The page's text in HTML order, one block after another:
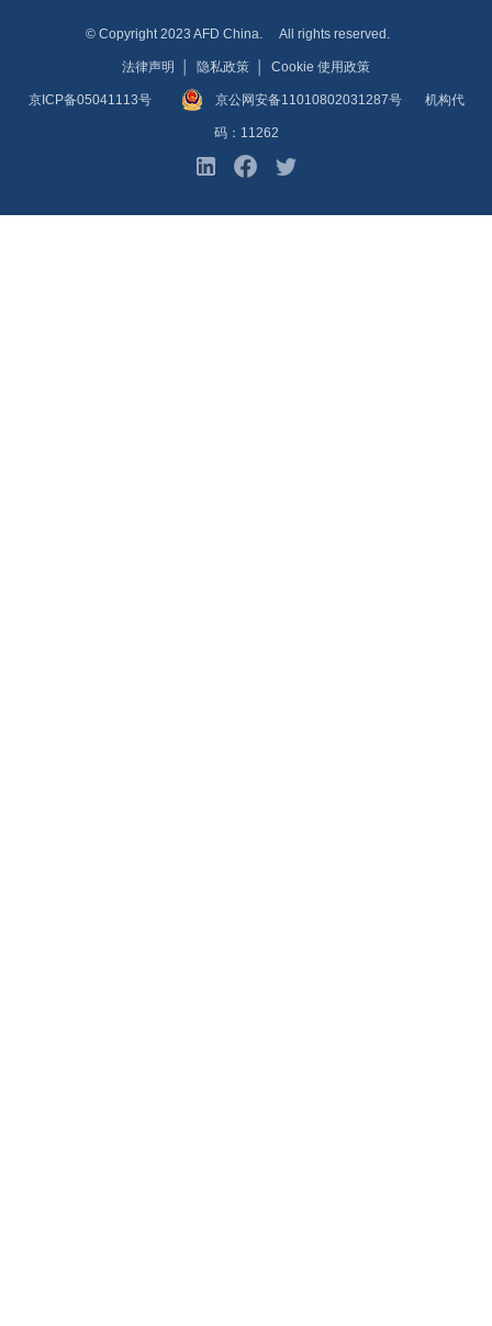
© Copyright 2023 AFD China. All rights reserved.
法律声明 隐私政策 Cookie 使用政策
京ICP备05041113号 京公网安备11010802031287号机构代
码：11262